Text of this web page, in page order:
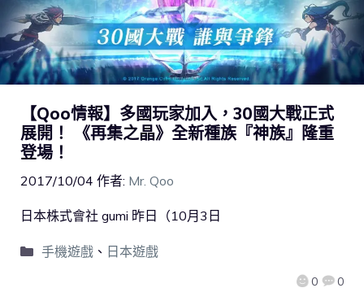
【Qoo情報】多國玩家加入，30國大戰正式
展開！ 《再集之晶》全新種族『神族』隆重
登場！
2017/10/04 作者: Mr. Qoo
0 0
日本株式會社 gumi 昨日（10月3日
手機遊戲、 日本遊戲